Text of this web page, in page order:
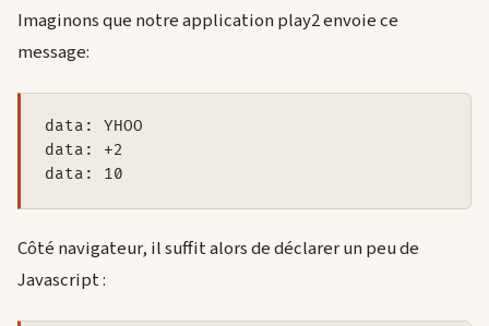
Imaginons que notre application play2 envoie ce
message:
data: YHOO
data: +2
data: 10
Côté navigateur, il suffit alors de déclarer un peu de
Javascript :